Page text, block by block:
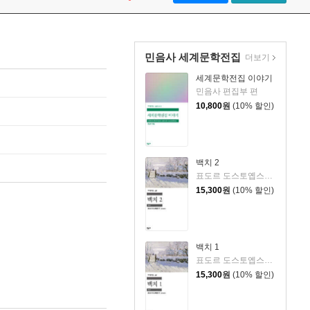
민음사 세계문학전집
세계문학전집 이야기
민음사 편집부 편
10,800원 (10% 할인)
백치 2
표도르 도스토옙스키 저/김연경 역
15,300원 (10% 할인)
백치 1
표도르 도스토옙스키 저/김연경 역
15,300원 (10% 할인)
더보기